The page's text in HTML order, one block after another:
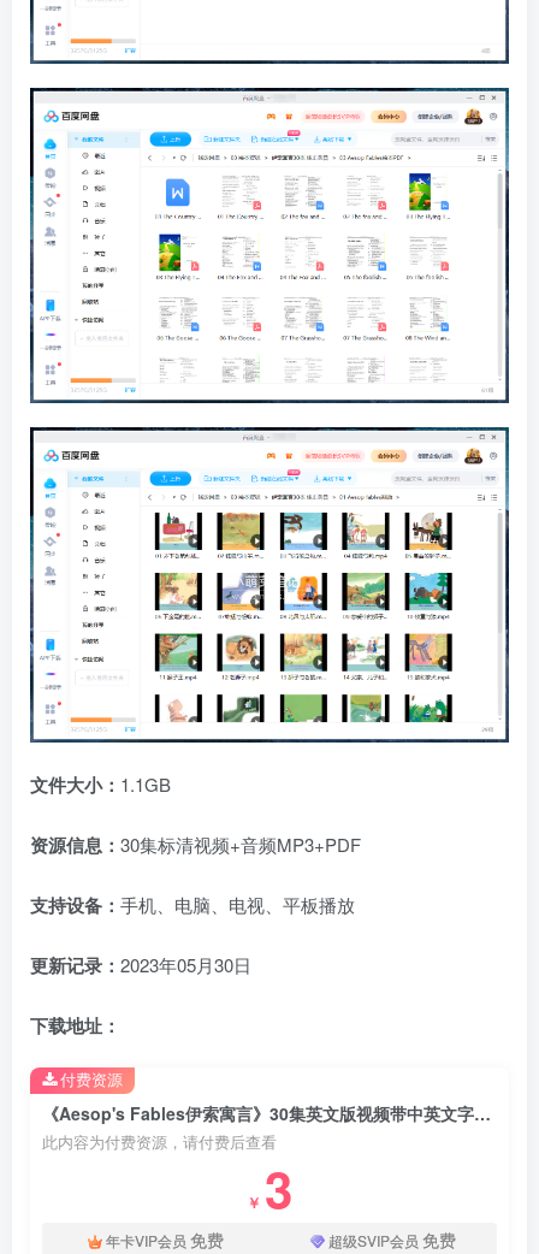
文件大小： 1.1GB
资源信息： 30集标清视频+音频MP3+PDF
支持设备： 手机、电脑、电视、平板播放
更新记录： 2023年05月30日
下载地址：
《Aesop's Fables伊索寓言》30集英文版视频带中英文字幕+动画+音频+PDF，百度云网盘下载！
此内容为付费资源，请付费后查看
￥ 3
年卡VIP会员 免费 超级SVIP会员 免费
付费资源